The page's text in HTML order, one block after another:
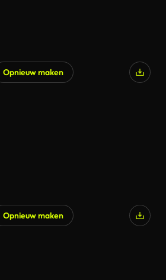
Opnieuw maken
Opnieuw maken